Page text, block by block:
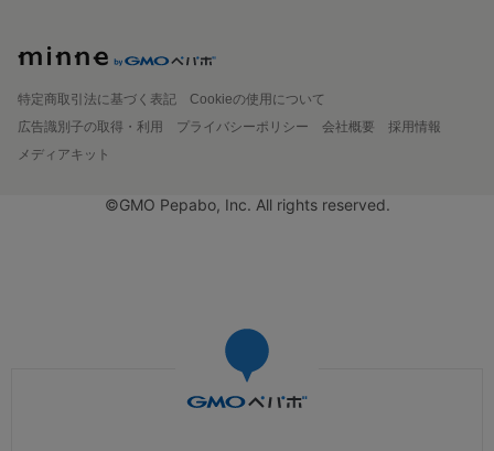
特定商取引法に基づく表記
Cookieの使用について
広告識別子の取得・利用
プライバシーポリシー 会社概要
採用情報
メディアキット
©GMO Pepabo, Inc. All rights reserved.